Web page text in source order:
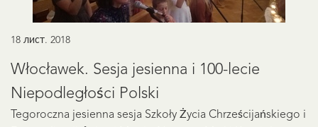
18 лист. 2018
Włocławek. Sesja jesienna i 100-lecie
Niepodległości Polski
Tegoroczna jesienna sesja Szkoły Życia Chrześcijańskiego i